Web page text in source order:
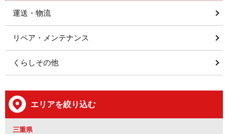
運送・物流
リペア・メンテナンス
くらしその他
エリアを絞り込む
三重県